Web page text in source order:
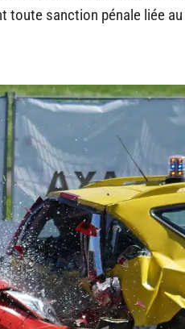
toute sanction pénale liée